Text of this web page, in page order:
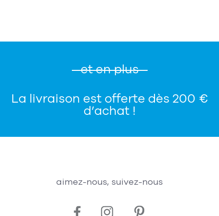
et en plus
La livraison est offerte dès 200 €
d’achat !
aimez-nous, suivez-nous